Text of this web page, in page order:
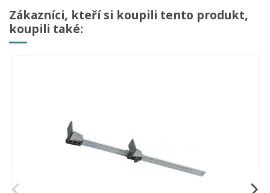
Zákazníci, kteří si koupili tento produkt,
koupili také: